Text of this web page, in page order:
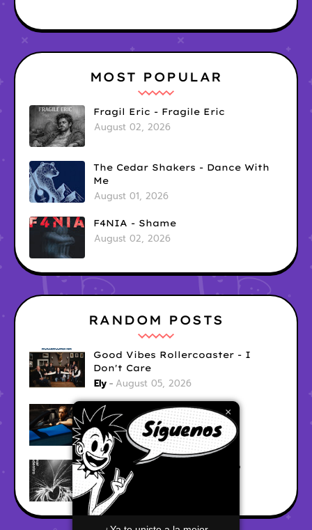
×
MOST POPULAR
Fragil Eric - Fragile Eric
August 02, 2026
The Cedar Shakers - Dance With
Me
August 01, 2026
F4NIA - Shame
August 02, 2026
RANDOM POSTS
Good Vibes Rollercoaster - I
Don't Care
Ely August 05, 2026
Hyperwulf - FaceTime
Ely August 04, 2026
BARRACÜDA - Mar Adentro
Ely August 04, 2026